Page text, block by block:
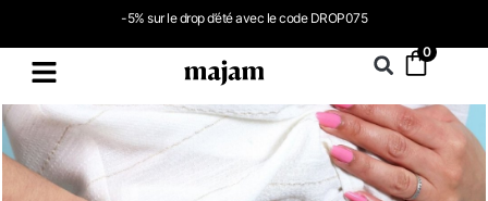
-5% sur le drop d’été avec le code DROP075
0